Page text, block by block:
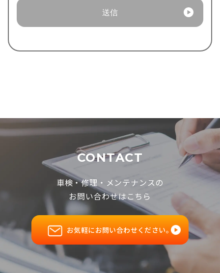
CONTACT
車検・修理・メンテナンスの
お問い合わせはこちら
お気軽にお問い合わせください。